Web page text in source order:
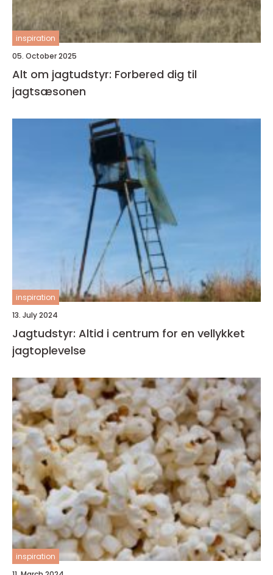
inspiration
05. October 2025
Alt om jagtudstyr: Forbered dig til
jagtsæsonen
inspiration
13. July 2024
Jagtudstyr: Altid i centrum for en vellykket
jagtoplevelse
inspiration